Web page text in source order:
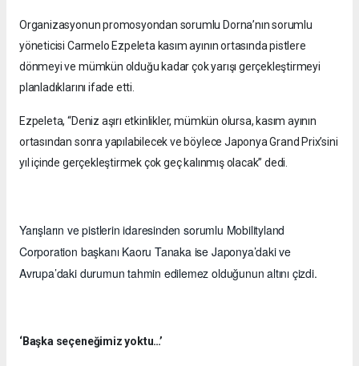
Organizasyonun promosyondan sorumlu Dorna’nın sorumlu
yöneticisi Carmelo Ezpeleta kasım ayının ortasında pistlere
dönmeyi ve mümkün olduğu kadar çok yarışı gerçekleştirmeyi
planladıklarını ifade etti.
Ezpeleta, “Deniz aşırı etkinlikler, mümkün olursa, kasım ayının
ortasından sonra yapılabilecek ve böylece Japonya Grand Prix’sini
yıl içinde gerçekleştirmek çok geç kalınmış olacak” dedi.
Yarışların ve pistlerin idaresinden sorumlu Mobilityland
Corporation başkanı Kaoru Tanaka ise Japonya’daki ve
Avrupa’daki durumun tahmin edilemez olduğunun altını çizdi.
‘Başka seçeneğimiz yoktu…’